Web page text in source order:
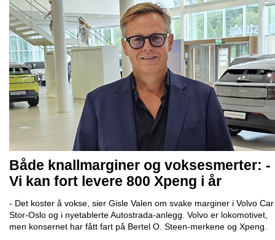
Både knallmarginer og voksesmerter: -
Vi kan fort levere 800 Xpeng i år
- Det koster å vokse, sier Gisle Valen om svake marginer i Volvo Car
Stor-Oslo og i nyetablerte Autostrada-anlegg. Volvo er lokomotivet,
men konsernet har fått fart på Bertel O. Steen-merkene og Xpeng.